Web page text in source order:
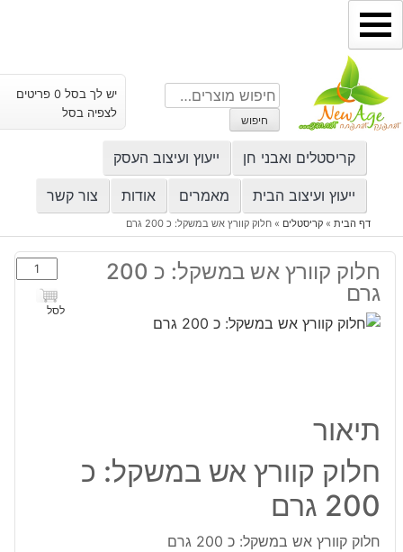
דילוג
לתוכן
חיפוש
עבור:
חיפוש
יש לך בסל 0 פריטים
לצפיה בסל
קריסטלים ואבני חן ייעוץ ועיצוב העסק
ייעוץ ועיצוב הבית מאמרים אודות צור קשר
דף הבית» קריסטלים » חלוק קוורץ אש במשקל: כ 200 גרם
חלוק קוורץ אש במשקל: כ 200
גרם
כמות
של
חלוק
לסל
תיאור
חלוק קוורץ אש במשקל: כ
200 גרם
חלוק קוורץ אש במשקל: כ 200 גרם